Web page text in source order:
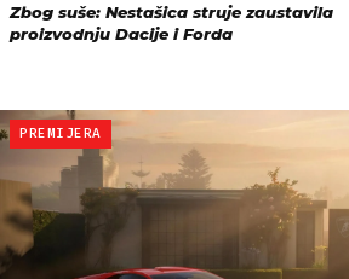
Zbog suše: Nestašica struje zaustavila
proizvodnju Dacije i Forda
PREMIJERA